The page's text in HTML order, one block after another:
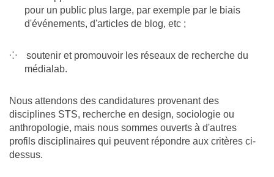
pour un public plus large, par exemple par le biais
d'événements, d'articles de blog, etc ;
soutenir et promouvoir les réseaux de recherche du
médialab.
Nous attendons des candidatures provenant des
disciplines STS, recherche en design, sociologie ou
anthropologie, mais nous sommes ouverts à d'autres
profils disciplinaires qui peuvent répondre aux critères ci-
dessus.